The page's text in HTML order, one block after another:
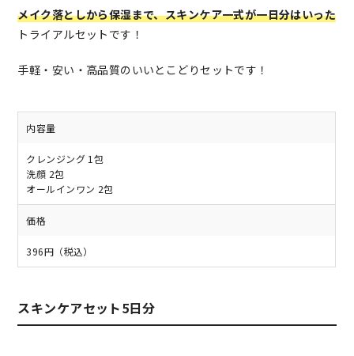
メイク落としから保湿まで、スキンケア一式が一日分はいった
トライアルセットです！
手軽・安い・高品質のいいとこどりセットです！
内容量
クレンジング 1包
洗顔 2包
オールインワン 2包
価格
396円（税込）
スキンケアセット5日分